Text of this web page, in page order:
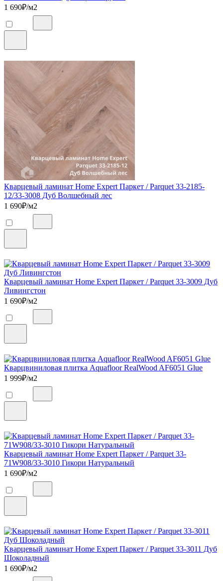
1 690₽/м2
Кварцевый ламинат Home Expert Паркет / Parquet 33-2185-
12/33-3008 Дуб Волшебный лес
1 690₽/м2
Кварцевый ламинат Home Expert Паркет / Parquet 33-3009 Дуб
Ливингстон
1 690₽/м2
Кварцвиниловая плитка Aquafloor RealWood AF6051 Glue
1 999₽/м2
Кварцевый ламинат Home Expert Паркет / Parquet 33-
71W908/33-3010 Гикори Натуральный
1 690₽/м2
Кварцевый ламинат Home Expert Паркет / Parquet 33-3011 Дуб
Шоколадный
1 690₽/м2